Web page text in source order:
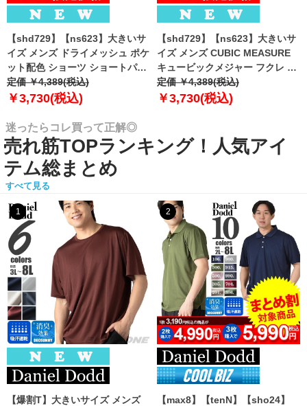
【shd729】【ns623】大きいサ
イズ メンズ ドライメッシュ ポケ
ット配色 ショーツ ショートパン
ツ ハーフパンツ 春夏新作
302252az 【fre】
定価 ￥4,389(税込)
￥3,730(税込)
【shd729】【ns623】大きいサ
イズ メンズ CUBIC MEASURE
キュービックメジャー フクレ エ
ンボス 迷彩柄 ショーツ ショート
パンツ ハーフパンツ 春夏新作
定価 ￥4,389(税込)
￥3,730(税込)
迷ったらコレ買って正解◎
売れ筋TOPランキング！人気アイ
テム総まとめ
すべて見る
1
【爆割T】大きいサイズ メンズ
2
【max8】【tenN】【sho24】